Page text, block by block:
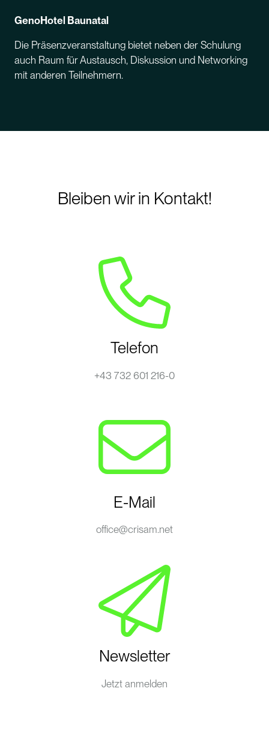
GenoHotel Baunatal
Die Präsenzveranstaltung bietet neben der Schulung
auch Raum für Austausch, Diskussion und Networking
mit anderen Teilnehmern.
Bleiben wir in Kontakt!
Telefon
+43 732 601 216-0
E-Mail
office@crisam.net
Newsletter
Jetzt anmelden